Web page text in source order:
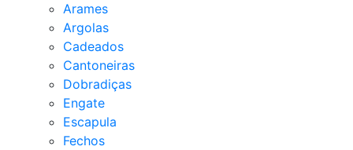
Arames
Argolas
Cadeados
Cantoneiras
Dobradiças
Engate
Escapula
Fechos